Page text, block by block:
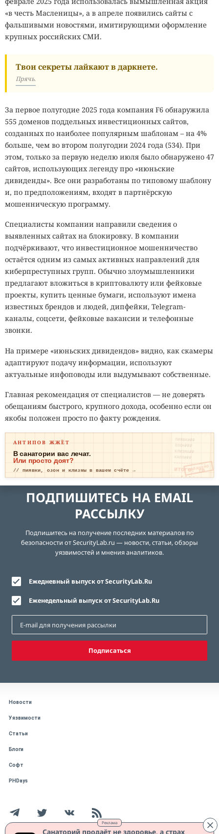
Реклама
Санаторий продаёт не здоровье, а страх
«в честь Масленицы», а в апреле появились сайты с
фальшивыми новостями, имитирующими оформление
крупных российских СМИ.
Твои секреты лайкают в даркнете.
Прячь.
За первое полугодие 2025 года компания F6 обнаружила
555 доменов поддельных инвестиционных сайтов,
созданных по наиболее популярным шаблонам – на 4%
больше, чем во втором полугодии 2024 года (534). При
этом, только за первую неделю июля было обнаружено 47
сайтов, использующих легенду про «июньские
дивиденды». Все они разработаны по типовому шаблону
и, по предположениям, входят в партнёрскую
мошенническую программу.
Специалисты компании направили сведения о
выявленных сайтах на блокировку. В компании
подчёркивают, что инвестиционное мошенничество
остаётся одним из самых активных направлений для
киберпреступных групп. Обычно злоумышленники
предлагают вложиться в криптовалюту или фейковые
проекты, купить ценные бумаги, используют имена
известных брендов и людей, дипфейки, Telegram-
каналы, соцсети, фейковые вакансии и телефонные
звонки.
На примере «июньских дивидендов» видно, как скамеры
адаптируют подачу информации, используют
актуальные инфоповоды или выдумывают собственные.
Главная рекомендация от специалистов — не доверять
обещаниям быстрого, крупного дохода, особенно если он
якобы положен просто по факту рождения.
ПИЯВКИ₽₽
ОЗОН₽₽₽
КЛИЗМА₽₽
КАПЛИ₽₽
ИТОГО: ТР
ЕВОГА
ОПЛАЧЕНО
АНТИПОВ ЖЖЁТ
В санатории вас лечат.
Или просто доят?
// пиявки, озон и клизмы в вашем счёте →
ПОДПИШИТЕСЬ НА EMAIL
РАССЫЛКУ
Подпишитесь на получение последних материалов по
безопасности от SecurityLab.ru — новости, статьи, обзоры
уязвимостей и мнения аналитиков.
Ежедневный выпуск от SecurityLab.Ru
Еженедельный выпуск от SecurityLab.Ru
Подписаться
Новости
Уязвимости
Статьи
Блоги
Софт
PHDays